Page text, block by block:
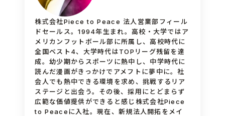
株式会社Piece to Peace 法人営業部フィール
ドセールス。1994年生まれ。高校・大学ではア
メリカンフットボール部に所属し、高校時代に
全国ベスト4、大学時代はTOPリーグ残留を達
成。幼少期からスポーツに熱中し、中学時代に
読んだ漫画がきっかけでアメフトに夢中に。社
会人でも熱中できる環境を求め、挑戦するリア
ステージと出会う。その後、採用にとどまらず
広範な価値提供ができると感じ株式会社Piece
to Peaceに入社。現在、新規法人開拓をメイ